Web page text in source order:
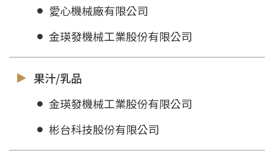
愛心機械廠有限公司
金瑛發機械工業股份有限公司
果汁/乳品
金瑛發機械工業股份有限公司
彬台科技股份有限公司